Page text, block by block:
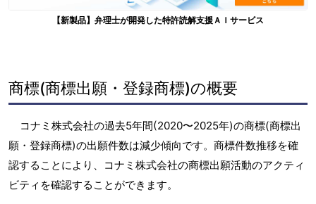
【新製品】弁理士が開発した特許読解支援ＡＩサービス
商標(商標出願・登録商標)の概要
コナミ株式会社の過去5年間(2020〜2025年)の商標(商標出
願・登録商標)の出願件数は減少傾向です。商標件数推移を確
認することにより、コナミ株式会社の商標出願活動のアクティ
ビティを確認することができます。